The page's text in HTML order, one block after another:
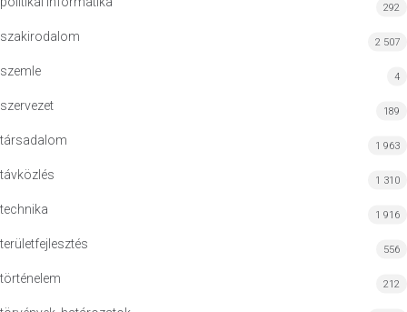
292
szakirodalom 2 507
szemle 4
szervezet 189
társadalom 1 963
távközlés 1 310
technika 1 916
területfejlesztés 556
történelem 212